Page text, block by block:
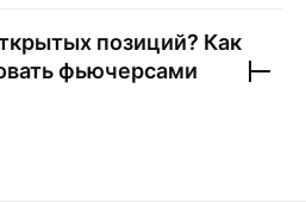
позиций? Как
фьючерсами